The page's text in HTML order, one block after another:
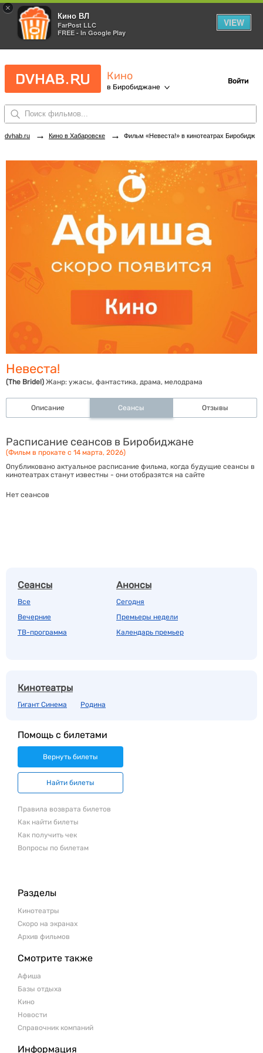
×
Кино ВЛ
FarPost LLC
FREE - In Google Play
VIEW
Кино
в Биробиджане
Войти
dvhab.ru → Кино в Хабаровске → Фильм «Невеста!» в кинотеатрах Биробиджана. Купить билеты!
Невеста!
(The Bride!) Жанр: ужасы, фантастика, драма, мелодрама
Описание Сеансы Отзывы
Расписание сеансов в Биробиджане
(Фильм в прокате с 14 марта, 2026)
Опубликовано актуальное расписание фильма, когда будущие сеансы в
кинотеатрах станут известны - они отобразятся на сайте
Нет сеансов
Сеансы
Все
Вечерние
ТВ-программа
Анонсы
Сегодня
Премьеры недели
Календарь премьер
Кинотеатры
Гигант Синема Родина
Помощь с билетами
Вернуть билеты
Найти билеты
Правила возврата билетов
Как найти билеты
Как получить чек
Вопросы по билетам
Разделы
Кинотеатры
Скоро на экранах
Архив фильмов
Смотрите также
Афиша
Базы отдыха
Кино
Новости
Справочник компаний
Информация